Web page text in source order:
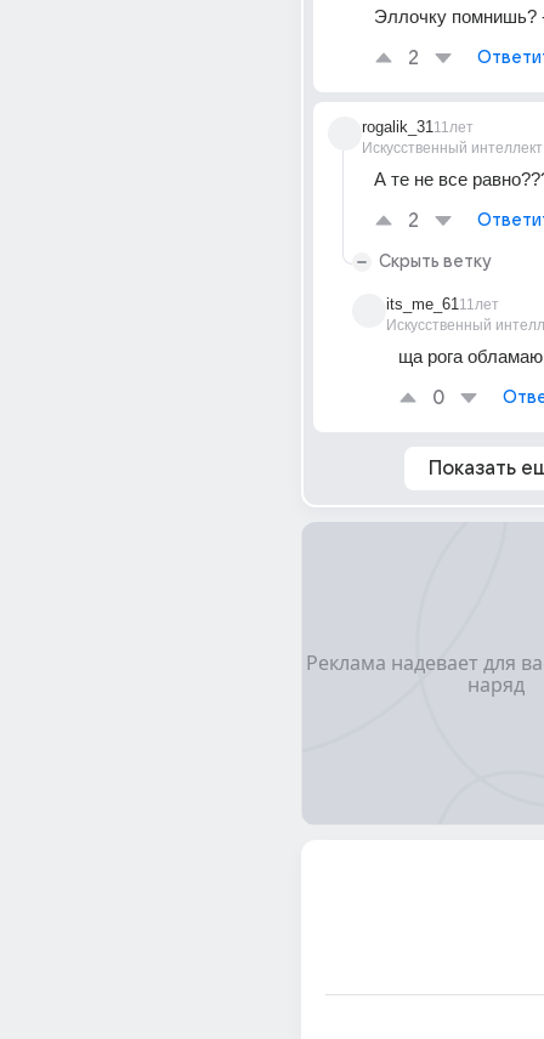
Эллочку помнишь?
2
rogalik_31
Искусственный интеллект
11лет
А те не все
2
Скрыть ветку
its_me_61
Искусственный
11лет
ща рога
0
Показать